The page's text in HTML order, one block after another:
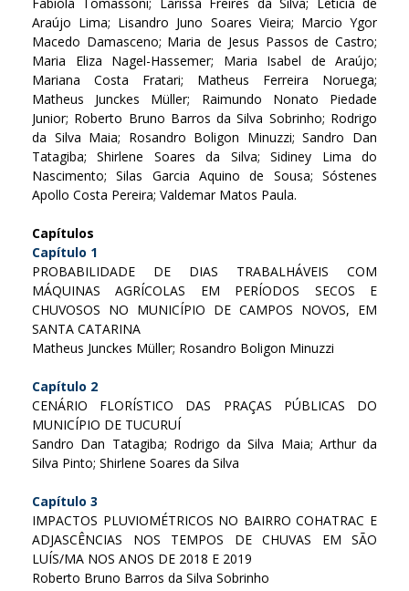
Araújo Lima; Lisandro Juno Soares Vieira; Marcio Ygor
Macedo Damasceno; Maria de Jesus Passos de Castro;
Maria Eliza Nagel-Hassemer; Maria Isabel de Araújo;
Mariana Costa Fratari; Matheus Ferreira Noruega;
Matheus Junckes Müller; Raimundo Nonato Piedade
Junior; Roberto Bruno Barros da Silva Sobrinho; Rodrigo
da Silva Maia; Rosandro Boligon Minuzzi; Sandro Dan
Tatagiba; Shirlene Soares da Silva; Sidiney Lima do
Nascimento; Silas Garcia Aquino de Sousa; Sóstenes
Apollo Costa Pereira; Valdemar Matos Paula.
Capítulos
Capítulo 1
PROBABILIDADE DE DIAS TRABALHÁVEIS COM
MÁQUINAS AGRÍCOLAS EM PERÍODOS SECOS E
CHUVOSOS NO MUNICÍPIO DE CAMPOS NOVOS, EM
SANTA CATARINA
Matheus Junckes Müller; Rosandro Boligon Minuzzi
Capítulo 2
CENÁRIO FLORÍSTICO DAS PRAÇAS PÚBLICAS DO
MUNICÍPIO DE TUCURUÍ
Sandro Dan Tatagiba; Rodrigo da Silva Maia; Arthur da
Silva Pinto; Shirlene Soares da Silva
Capítulo 3
IMPACTOS PLUVIOMÉTRICOS NO BAIRRO COHATRAC E
ADJASCÊNCIAS NOS TEMPOS DE CHUVAS EM SÃO
LUÍS/MA NOS ANOS DE 2018 E 2019
Roberto Bruno Barros da Silva Sobrinho